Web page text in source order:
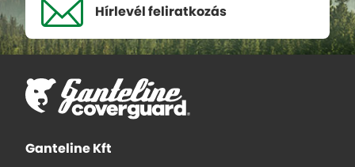
Hírlevél feliratkozás
Ganteline Kft